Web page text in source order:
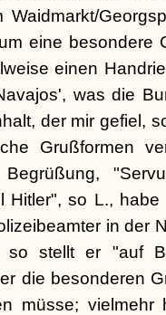
eine besondere
einen
was die
der mir gefiel,
Grußformen
Hitler", so L.,
in der
so stellt er "auf
die besonderen
müsse;